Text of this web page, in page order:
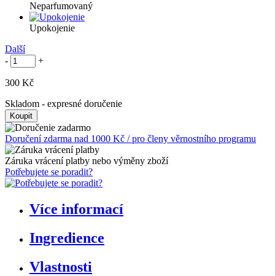
Neparfumovaný
Upokojenie
Další
-
+
300 Kč
Skladom - expresné doručenie
Doručení zdarma nad 1000 Kč / pro členy věrnostního programu
Záruka vrácení platby nebo výměny zboží
Potřebujete se poradit?
Více informací
Ingredience
Vlastnosti